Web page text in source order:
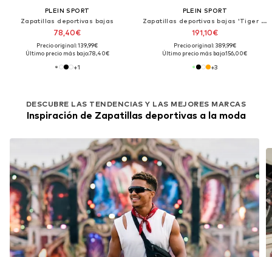
PLEIN SPORT
Zapatillas deportivas bajas
78,40€
Precio original: 139,99€
Último precio más bajo:78,40€
+1
PLEIN SPORT
Zapatillas deportivas bajas 'Tiger Attack//Gen.x.04'
191,10€
Precio original: 389,99€
Último precio más bajo:156,00€
+3
DESCUBRE LAS TENDENCIAS Y LAS MEJORES MARCAS
Inspiración de Zapatillas deportivas a la moda